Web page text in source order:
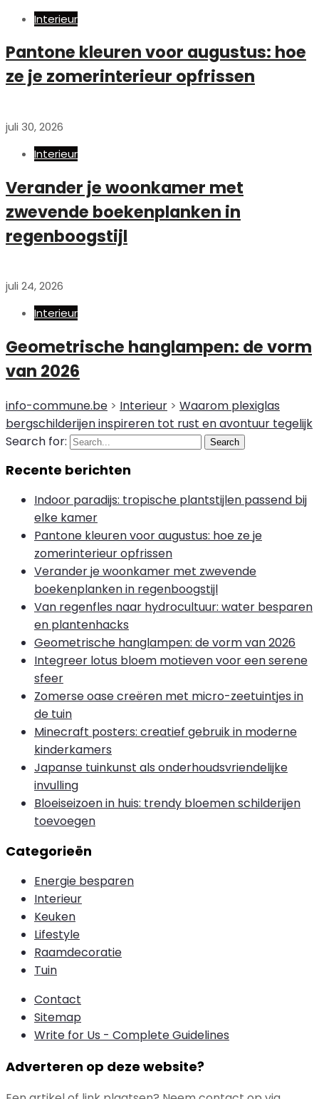
Interieur
Pantone kleuren voor augustus: hoe
ze je zomerinterieur opfrissen
juli 30, 2026
Interieur
Verander je woonkamer met
zwevende boekenplanken in
regenboogstijl
juli 24, 2026
Interieur
Geometrische hanglampen: de vorm
van 2026
info-commune.be > Interieur > Waarom plexiglas
bergschilderijen inspireren tot rust en avontuur tegelijk
Search for:
Search
Recente berichten
Indoor paradijs: tropische plantstijlen passend bij
elke kamer
Pantone kleuren voor augustus: hoe ze je
zomerinterieur opfrissen
Verander je woonkamer met zwevende
boekenplanken in regenboogstijl
Van regenfles naar hydrocultuur: water besparen
en plantenhacks
Geometrische hanglampen: de vorm van 2026
Integreer lotus bloem motieven voor een serene
sfeer
Zomerse oase creëren met micro-zeetuintjes in
de tuin
Minecraft posters: creatief gebruik in moderne
kinderkamers
Japanse tuinkunst als onderhoudsvriendelijke
invulling
Bloeiseizoen in huis: trendy bloemen schilderijen
toevoegen
Categorieën
Energie besparen
Interieur
Keuken
Lifestyle
Raamdecoratie
Tuin
Contact
Sitemap
Write for Us - Complete Guidelines
Adverteren op deze website?